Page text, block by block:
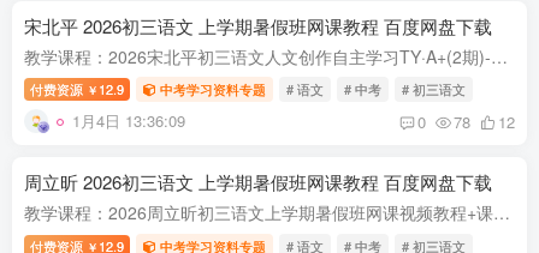
宋北平 2026初三语文 上学期暑假班网课教程 百度网盘下载
教学课程：2026宋北平初三语文人文创作自主学习TY·A+(2期)-【2025初三秋上】 课程目录 宋北平 【2025初三秋上】人文创作自主学习TY·A+(2期)-宋北平 01_【文学鉴赏】抽丝剥茧巧概括(含导学) 01...
付费资源 ￥ 12.9 中考学习资料专题 # 语文 # 中考 # 初三语文
1月4日 13:36:09 0 78 12
周立昕 2026初三语文 上学期暑假班网课教程 百度网盘下载
教学课程：2026周立昕初三语文上学期暑假班网课视频教程+课堂笔记【2025初三秋上】 课程目录 【2025初三秋上】人文创作自主学习TY·S(2期)-周立昕 ├─ 01_【文学鉴赏】抽丝剥茧巧概括(含导学) ...
付费资源 ￥ 12.9 中考学习资料专题 # 语文 # 中考 # 初三语文